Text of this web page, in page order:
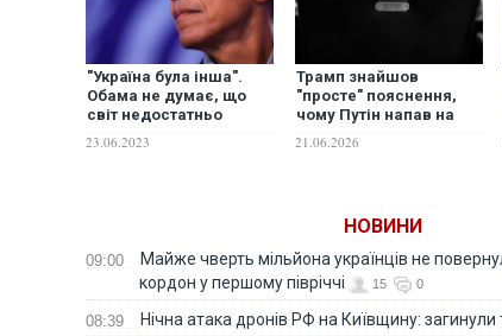
"Україна була інша".
Обама не думає, що
світ недостатньо
на вторгнення Росії в
23.06.2023
Трамп знайшов
"просте" пояснення,
чому Путін напав на
21.06.2026
НОВИНИ
09:00
Майже чверть мільйона українців не
кордон у першому півріччі
15 0
08:39 Нічна атака дронів РФ на Київщину: загинули